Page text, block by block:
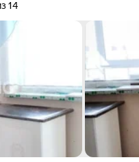
14